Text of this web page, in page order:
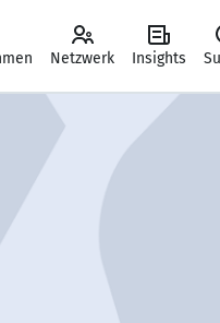
Netzwerk Insights